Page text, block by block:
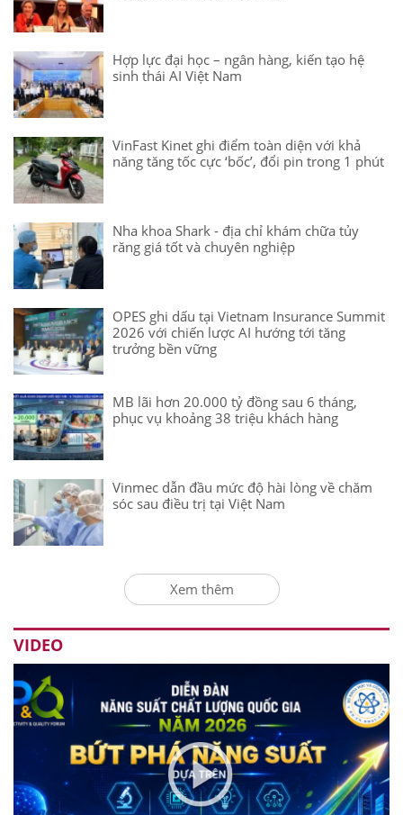
Hợp lực đại học – ngân hàng, kiến tạo hệ
sinh thái AI Việt Nam
VinFast Kinet ghi điểm toàn diện với khả
năng tăng tốc cực ‘bốc’, đổi pin trong 1 phút
Nha khoa Shark - địa chỉ khám chữa tủy
răng giá tốt và chuyên nghiệp
OPES ghi dấu tại Vietnam Insurance Summit
2026 với chiến lược AI hướng tới tăng
trưởng bền vững
MB lãi hơn 20.000 tỷ đồng sau 6 tháng,
phục vụ khoảng 38 triệu khách hàng
Vinmec dẫn đầu mức độ hài lòng về chăm
sóc sau điều trị tại Việt Nam
Xem thêm
VIDEO